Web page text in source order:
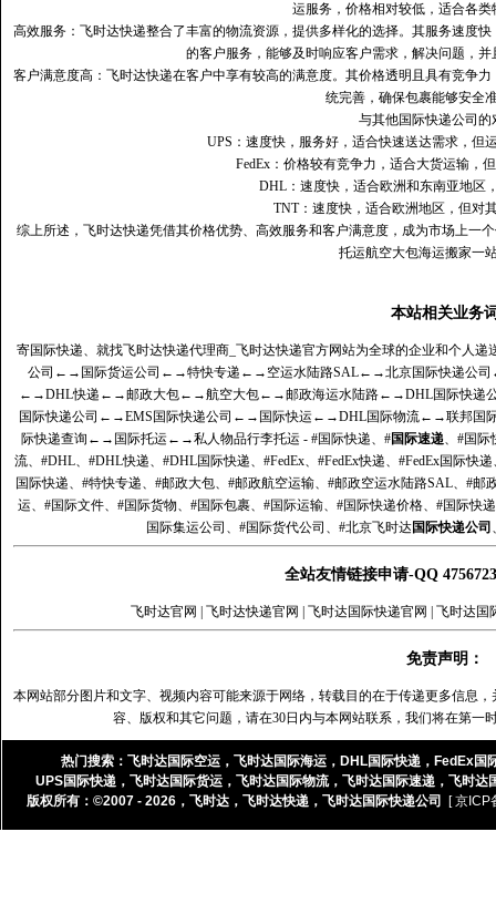
运服务，价格相对较低，适合各
高效服务：飞时达快递整合了丰富的物流资源，提供多样化的选择。其服务速度
的客户服务，能够及时响应客户需求，解决问题，
客户满意度高‌：飞时达快递在客户中享有较高的满意度。其价格透明且具有竞争
统完善，确保包裹能够安全
与其他国际快递公司的
UPS：速度快，服务好，适合快速送达需求，但
FedEx：价格较有竞争力，适合大货运输，
DHL：速度快，适合欧洲和东南亚地区
TNT：速度快，适合欧洲地区，但对
综上所述，飞时达快递凭借其价格优势、高效服务和客户满意度，成为市场上一
托运航空大包海运搬家一
本站相关业务
寄国际快递、就找飞时达快递代理商_飞时达快递官方网站为全球的企业和个人递
公司 ←→ 国际货运公司 ←→特快专递 ←→ 空运水陆路SAL←→北京国际快递公司
←→DHL快递 ←→邮政大包←→航空大包←→邮政海运水陆路←→DHL国际快递
国际快递公司 ←→EMS国际快递公司 ←→ 国际快运←→DHL国际物流←→联邦国
际快递查询 ←→ 国际托运←→私人物品行李托运 - #国际快递、#国际速递、#国际
流、#DHL、#DHL快递、#DHL国际快递、#FedEx、#FedEx快递、#FedEx国际快
国际快递、#特快专递、#邮政大包、#邮政航空运输、#邮政空运水陆路SAL、#
运、#国际文件、#国际货物、#国际包裹、#国际运输、#国际快递价格、#国际快
国际集运公司、#国际货代公司、#北京飞时达国际快递公司
全站友情链接申请-QQ
飞时达官网 飞时达快递官网 飞时达国际快递官网 飞时达国
免责声明：
本网站部分图片和文字、视频内容可能来源于网络，转载目的在于传递更多信息
容、版权和其它问题，请在30日内与本网站联系，我们将在第一
热门搜索： 飞时达国际空运 ， 飞时达国际海运 ， DHL国际快递 ， FedEx国
UPS国际快递 ， 飞时达国际货运 ， 飞时达国际物流， 飞时达国际速递 ， 飞时达
版权所有：©2007 - 2026， 飞时达， 飞时达快递， 飞时达国际快递公司 [ 京ICP